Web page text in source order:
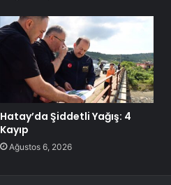
Hatay’da Şiddetli Yağış: 4
Kayıp
Ağustos 6, 2026